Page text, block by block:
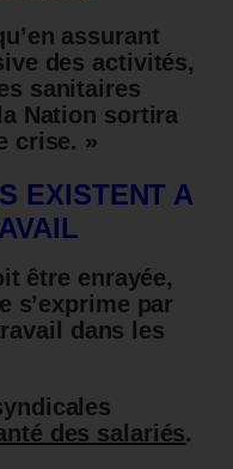
assurant
des activités,
sanitaires
Nation sortira
crise. »
EXISTENT A
être enrayée,
s’exprime par
dans les
des salariés.